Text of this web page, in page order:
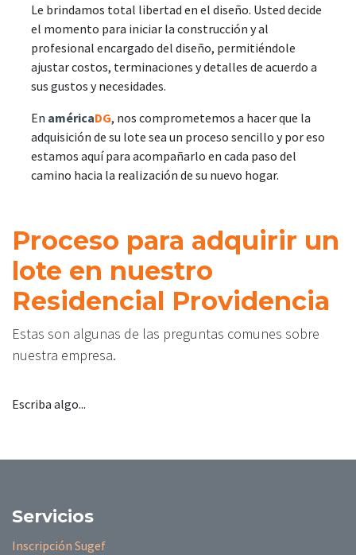
Le brindamos total libertad en el diseño. Usted decide
el momento para iniciar la construcción y al
profesional encargado del diseño, permitiéndole
ajustar costos, terminaciones y detalles de acuerdo a
sus gustos y necesidades.
En américaDG, nos comprometemos a hacer que la
adquisición de su lote sea un proceso sencillo y por eso
estamos aquí para acompañarlo en cada paso del
camino hacia la realización de su nuevo hogar.
Proceso para adquirir un
lote en nuestro
Residencial Providencia
Estas son algunas de las preguntas comunes sobre
nuestra empresa.
Escriba algo...
Servicios
Inscripción Sugef